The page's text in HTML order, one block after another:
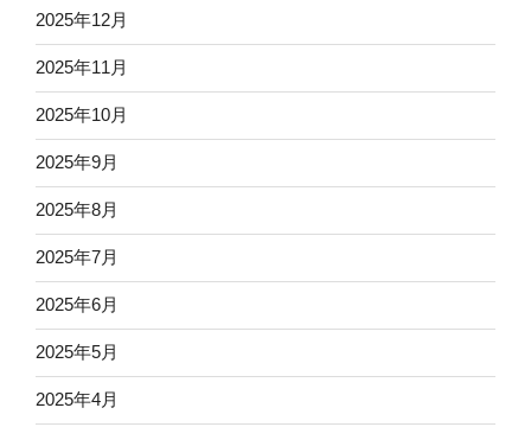
2025年12月
2025年11月
2025年10月
2025年9月
2025年8月
2025年7月
2025年6月
2025年5月
2025年4月